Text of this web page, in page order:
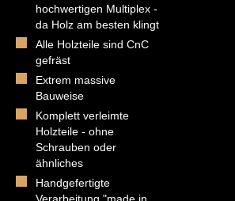
hochwertigen Multiplex -
da Holz am besten klingt
Alle Holzteile sind CnC
gefräst
Extrem massive
Bauweise
Komplett verleimte
Holzteile - ohne
Schrauben oder
ähnliches
Handgefertigte